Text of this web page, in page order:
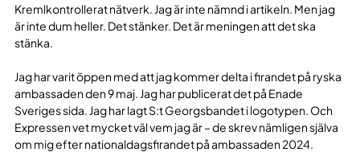
Kremlkontrollerat nätverk. Jag är inte nämnd i artikeln. Men jag
är inte dum heller. Det stänker. Det är meningen att det ska
stänka.
Jag har varit öppen med att jag kommer delta i firandet på ryska
ambassaden den 9 maj. Jag har publicerat det på Enade
Sveriges sida. Jag har lagt S:t Georgsbandet i logotypen. Och
Expressen vet mycket väl vem jag är – de skrev nämligen själva
om mig efter nationaldagsfirandet på ambassaden 2024.